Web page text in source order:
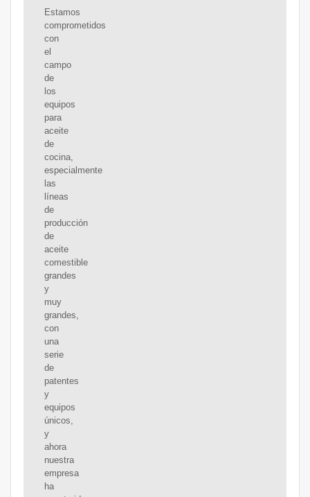
Estamos
comprometidos
con
el
campo
de
los
equipos
para
aceite
de
cocina,
especialmente
las
líneas
de
producción
de
aceite
comestible
grandes
y
muy
grandes,
con
una
serie
de
patentes
y
equipos
únicos,
y
ahora
nuestra
empresa
ha